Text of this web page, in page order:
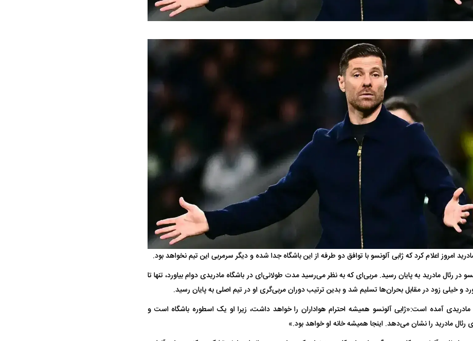
امروز اعلام کرد که ژابی آلونسو با توافق دو طرفه از این باشگاه جدا شده و دیگر سرمربی این تیم نخواهد بود.
در رئال مادرید به پایان رسید. مربی‌ای که به نظر می‌رسید مدت طولانی‌ای در باشگاه مادریدی دوام بیاورد، تنها تا
و خیلی زود در مقابل بحران‌ها تسلیم شد و بدین ترتیب دوران مربی‌گری او در تیم اصلی به پایان رسید.
مادریدی آمده است:«ژابی آلونسو همیشه احترام هواداران را خواهد داشت، زیرا او یک اسطوره باشگاه است و
رئال مادرید را نشان می‌دهد. اینجا همیشه خانه او خواهد بود.»
فضاپیمای «استارشیپ» ایلان ماسک
چیست؟
مرگبارتر پهپادهای ایرانی | پهپاد انتحاری
جسد ناشناس که
مرگ دلخراش دختر ۱۸ ساله بر اثر برق
واژگونی مرگبار سمند در اصفهان | ۴ نفر
عکس| ماجرای کشف جسد ناشناس که